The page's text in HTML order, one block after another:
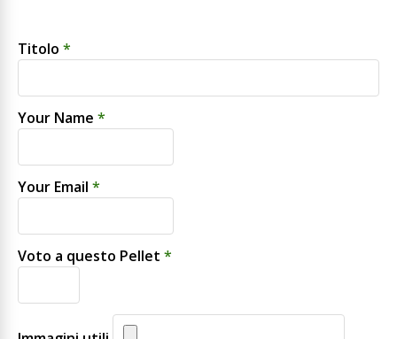
Titolo *
Your Name *
Your Email *
Voto a questo Pellet *